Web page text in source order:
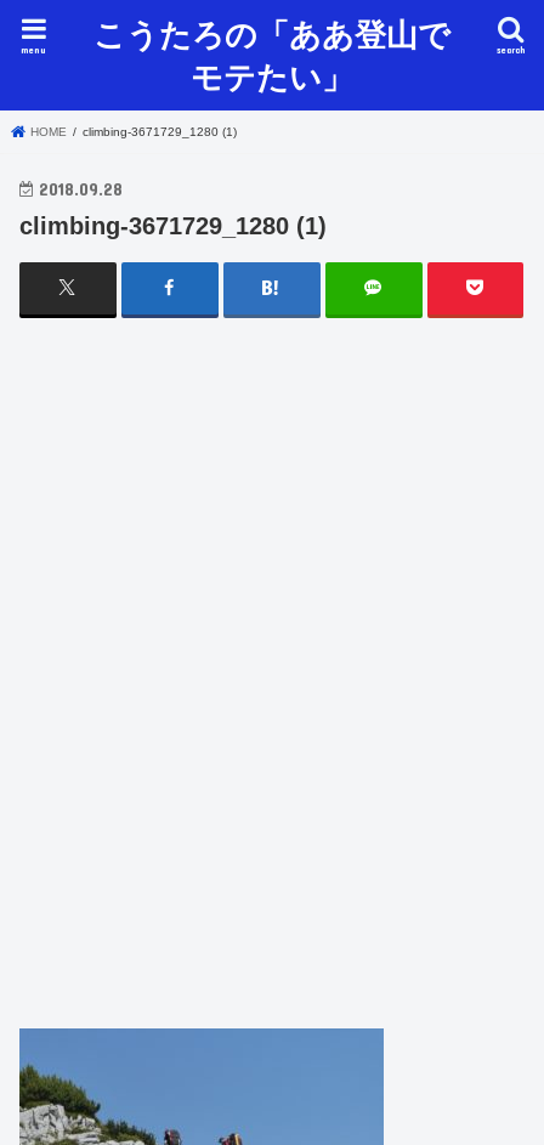
こうたろの「ああ登山で
モテたい」
search
menu
HOME climbing-3671729_1280 (1)
2018.09.28
climbing-3671729_1280 (1)